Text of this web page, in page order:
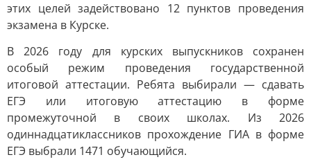
этих целей задействовано 12 пунктов проведения
экзамена в Курске.
В 2026 году для курских выпускников сохранен
особый режим проведения государственной
итоговой аттестации. Ребята выбирали — сдавать
ЕГЭ или итоговую аттестацию в форме
промежуточной в своих школах. Из 2026
одиннадцатиклассников прохождение ГИА в форме
ЕГЭ выбрали 1471 обучающийся.